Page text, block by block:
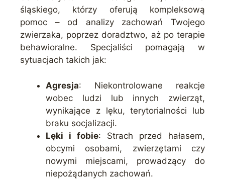
śląskiego, którzy oferują kompleksową
pomoc – od analizy zachowań Twojego
zwierzaka, poprzez doradztwo, aż po terapie
behawioralne. Specjaliści pomagają w
sytuacjach takich jak:
Agresja: Niekontrolowane reakcje
wobec ludzi lub innych zwierząt,
wynikające z lęku, terytorialności lub
braku socjalizacji.
Lęki i fobie: Strach przed hałasem,
obcymi osobami, zwierzętami czy
nowymi miejscami, prowadzący do
niepożądanych zachowań.